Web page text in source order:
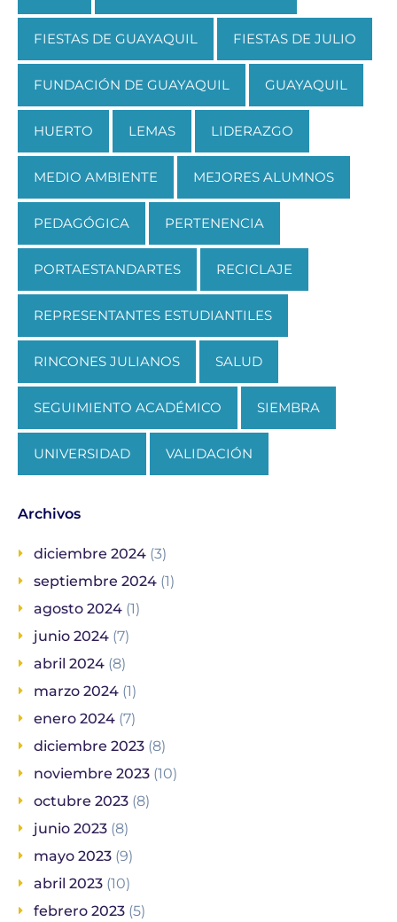
FIESTAS DE GUAYAQUIL FIESTAS DE JULIO
FUNDACIÓN DE GUAYAQUIL GUAYAQUIL
HUERTO LEMAS LIDERAZGO
MEDIO AMBIENTE MEJORES ALUMNOS
PEDAGÓGICA PERTENENCIA
PORTAESTANDARTES RECICLAJE
REPRESENTANTES ESTUDIANTILES
RINCONES JULIANOS SALUD
SEGUIMIENTO ACADÉMICO SIEMBRA
UNIVERSIDAD VALIDACIÓN
Archivos
diciembre 2024 (3)
septiembre 2024 (1)
agosto 2024 (1)
junio 2024 (7)
abril 2024 (8)
marzo 2024 (1)
enero 2024 (7)
diciembre 2023 (8)
noviembre 2023 (10)
octubre 2023 (8)
junio 2023 (8)
mayo 2023 (9)
abril 2023 (10)
febrero 2023 (5)